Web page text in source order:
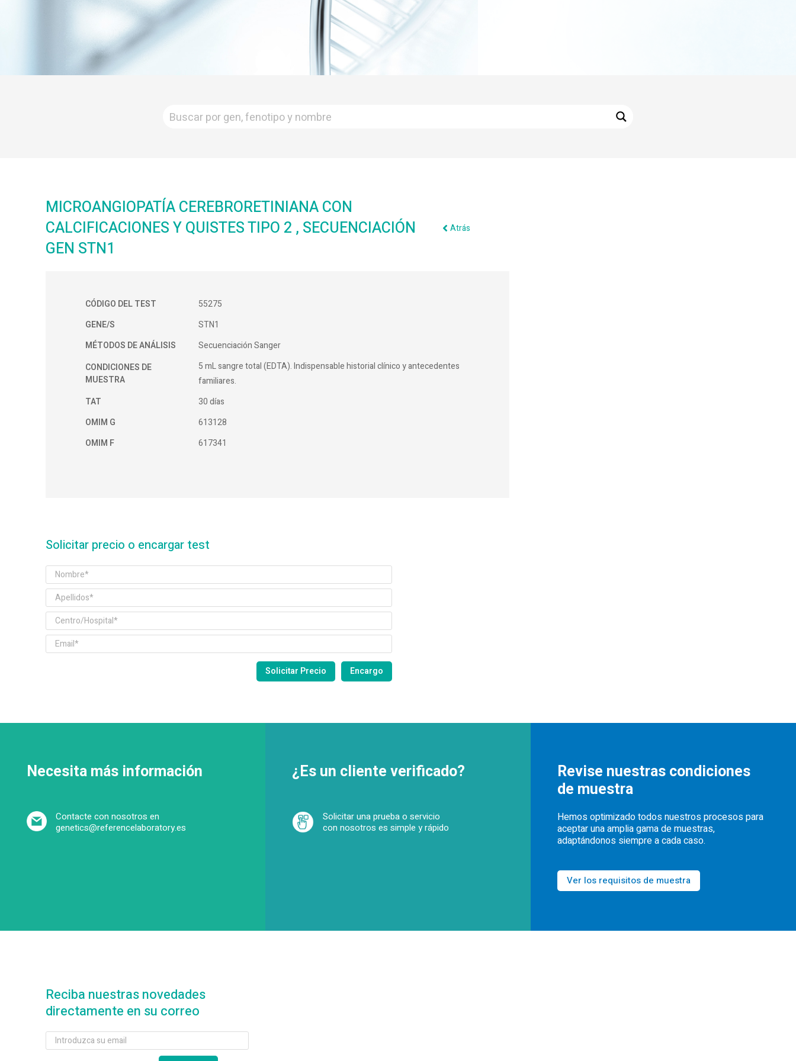
MICROANGIOPATÍA CEREBRORETINIANA CON
CALCIFICACIONES Y QUISTES TIPO 2 , SECUENCIACIÓN
GEN STN1
Atrás
CÓDIGO DEL TEST
55275
GENE/S
STN1
MÉTODOS DE ANÁLISIS
Secuenciación Sanger
CONDICIONES DE
MUESTRA
5 mL sangre total (EDTA). Indispensable historial clínico y antecedentes
familiares.
TAT
30 días
OMIM G
613128
OMIM F
617341
Solicitar precio o encargar test
Necesita más información ¿Es un cliente verificado?
Revise nuestras condiciones
de muestra
Contacte con nosotros en
genetics@referencelaboratory.es
Solicitar una prueba o servicio
con nosotros es simple y rápido
Hemos optimizado todos nuestros procesos para
aceptar una amplia gama de muestras,
adaptándonos siempre a cada caso.
Ver los requisitos de muestra
Reciba nuestras novedades
directamente en su correo